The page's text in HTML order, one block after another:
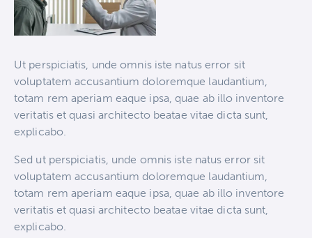
Ut perspiciatis, unde omnis iste natus error sit
voluptatem accusantium doloremque laudantium,
totam rem aperiam eaque ipsa, quae ab illo inventore
veritatis et quasi architecto beatae vitae dicta sunt,
explicabo.
Sed ut perspiciatis, unde omnis iste natus error sit
voluptatem accusantium doloremque laudantium,
totam rem aperiam eaque ipsa, quae ab illo inventore
veritatis et quasi architecto beatae vitae dicta sunt,
explicabo.